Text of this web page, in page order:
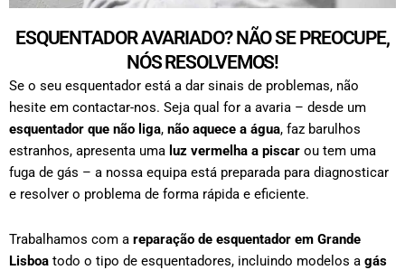
ESQUENTADOR AVARIADO? NÃO SE PREOCUPE,
NÓS RESOLVEMOS!
Se o seu esquentador está a dar sinais de problemas, não
hesite em contactar-nos. Seja qual for a avaria – desde um
esquentador que não liga, não aquece a água, faz barulhos
estranhos, apresenta uma luz vermelha a piscar ou tem uma
fuga de gás – a nossa equipa está preparada para diagnosticar
e resolver o problema de forma rápida e eficiente.
Trabalhamos com a reparação de esquentador em Grande
Lisboa todo o tipo de esquentadores, incluindo modelos a gás